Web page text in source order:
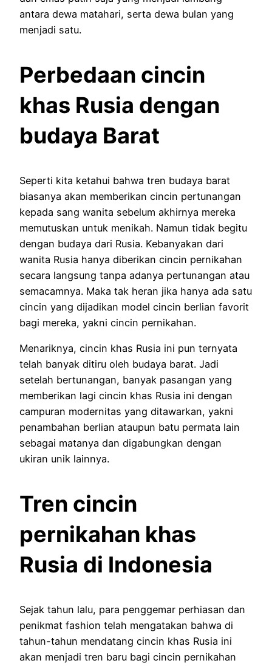
antara dewa matahari, serta dewa bulan yang
menjadi satu.
Perbedaan cincin
khas Rusia dengan
budaya Barat
Seperti kita ketahui bahwa tren budaya barat
biasanya akan memberikan cincin pertunangan
kepada sang wanita sebelum akhirnya mereka
memutuskan untuk menikah. Namun tidak begitu
dengan budaya dari Rusia. Kebanyakan dari
wanita Rusia hanya diberikan cincin pernikahan
secara langsung tanpa adanya pertunangan atau
semacamnya. Maka tak heran jika hanya ada satu
cincin yang dijadikan model cincin berlian favorit
bagi mereka, yakni cincin pernikahan.
Menariknya, cincin khas Rusia ini pun ternyata
telah banyak ditiru oleh budaya barat. Jadi
setelah bertunangan, banyak pasangan yang
memberikan lagi cincin khas Rusia ini dengan
campuran modernitas yang ditawarkan, yakni
penambahan berlian ataupun batu permata lain
sebagai matanya dan digabungkan dengan
ukiran unik lainnya.
Tren cincin
pernikahan khas
Rusia di Indonesia
Sejak tahun lalu, para penggemar perhiasan dan
penikmat fashion telah mengatakan bahwa di
tahun-tahun mendatang cincin khas Rusia ini
akan menjadi tren baru bagi cincin pernikahan